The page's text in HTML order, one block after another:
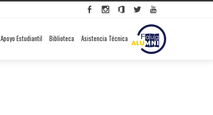
Apoyo Estudiantil Biblioteca Asistencia Técnica